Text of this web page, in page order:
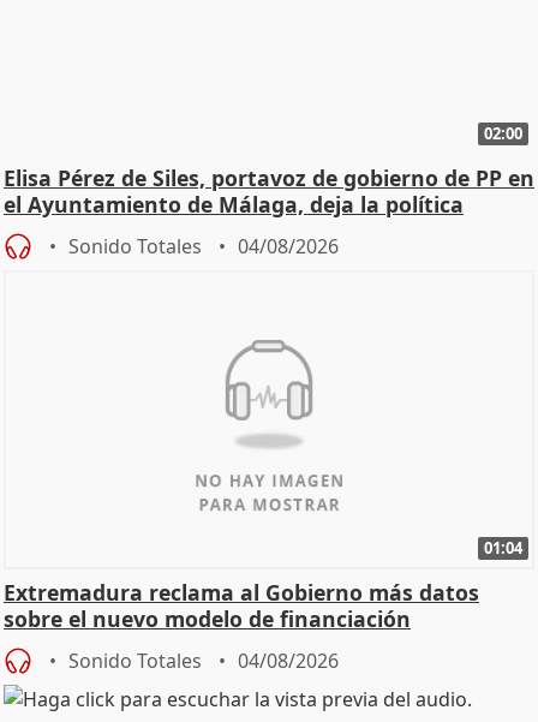
02:00
Elisa Pérez de Siles, portavoz de gobierno de PP en
el Ayuntamiento de Málaga, deja la política
Sonido Totales 04/08/2026
01:04
Extremadura reclama al Gobierno más datos
sobre el nuevo modelo de financiación
Sonido Totales 04/08/2026